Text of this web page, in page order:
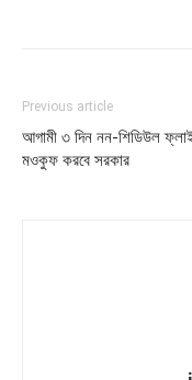
Previous article
আগামী ৩ দিন নন-শিডিউল
মওকুফ করবে সরকার